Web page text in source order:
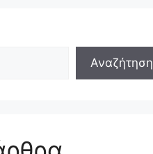
Αναζήτηση